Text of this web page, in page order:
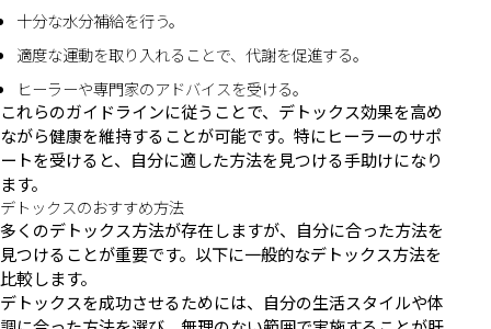
十分な水分補給を行う。
適度な運動を取り入れることで、代謝を促進する。
ヒーラーや専門家のアドバイスを受ける。
これらのガイドラインに従うことで、デトックス効果を高め
ながら健康を維持することが可能です。特にヒーラーのサポ
ートを受けると、自分に適した方法を見つける手助けになり
ます。
デトックスのおすすめ方法
多くのデトックス方法が存在しますが、自分に合った方法を
見つけることが重要です。以下に一般的なデトックス方法を
比較します。
デトックスを成功させるためには、自分の生活スタイルや体